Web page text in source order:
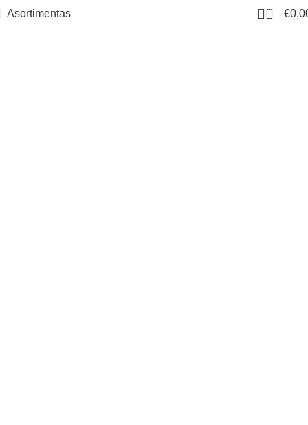
Asortimentas 0 €